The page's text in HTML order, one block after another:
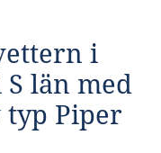
i
län med
typ Piper